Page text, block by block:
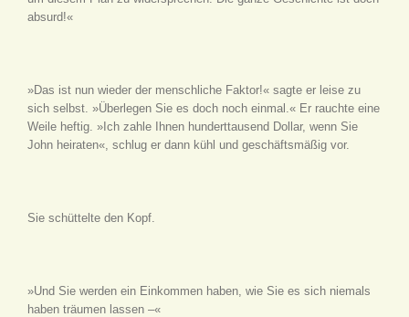
absurd!«
»Das ist nun wieder der menschliche Faktor!« sagte er leise zu
sich selbst. »Überlegen Sie es doch noch einmal.« Er rauchte eine
Weile heftig. »Ich zahle Ihnen hunderttausend Dollar, wenn Sie
John heiraten«, schlug er dann kühl und geschäftsmäßig vor.
Sie schüttelte den Kopf.
»Und Sie werden ein Einkommen haben, wie Sie es sich niemals
haben träumen lassen –«